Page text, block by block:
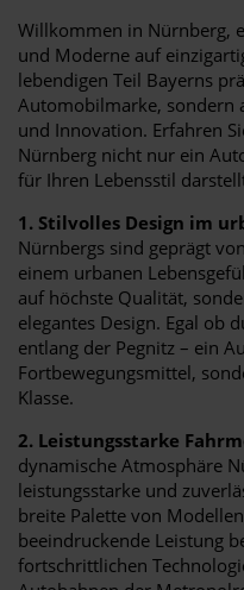
Willkommen in Nürnberg,
und Moderne auf
lebendigen Teil Bayerns
Automobilmarke, sondern
und Innovation. Erfahren
Nürnberg nicht nur ein
für Ihren Lebensstil
1. Stilvolles Design im
Nürnbergs sind geprägt
einem urbanen
auf höchste Qualität,
elegantes Design. Egal ob
entlang der Pegnitz – ein
Fortbewegungsmittel,
Klasse.
2. Leistungsstarke
dynamische Atmosphäre
leistungsstarke und
breite Palette von
beeindruckende Leistung
fortschrittlichen